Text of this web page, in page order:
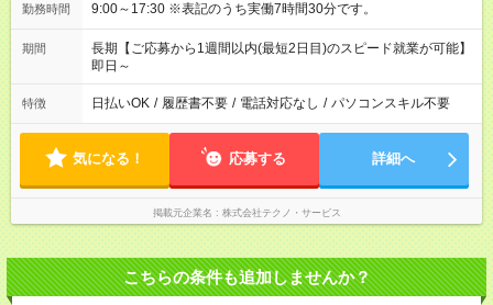
勤務時間 9:00～17:30 ※表記のうち実働7時間30分です。
期間
長期【ご応募から1週間以内(最短2日目)のスピード就業が可能】
即日～
特徴 日払いOK / 履歴書不要 / 電話対応なし / パソコンスキル不要
気になる！ 応募する 詳細へ
掲載元企業名 株式会社テクノ・サービス
こちらの条件も追加しませんか？